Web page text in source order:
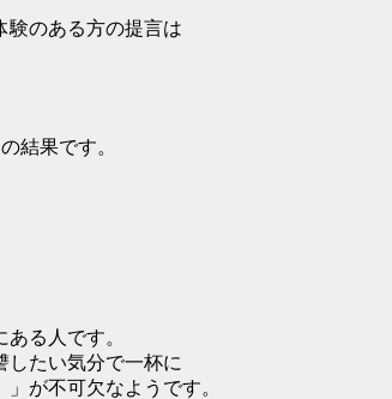
験のある方の提言は
結果です。
る人です。
したい気分で一杯に
が不可欠なようです。